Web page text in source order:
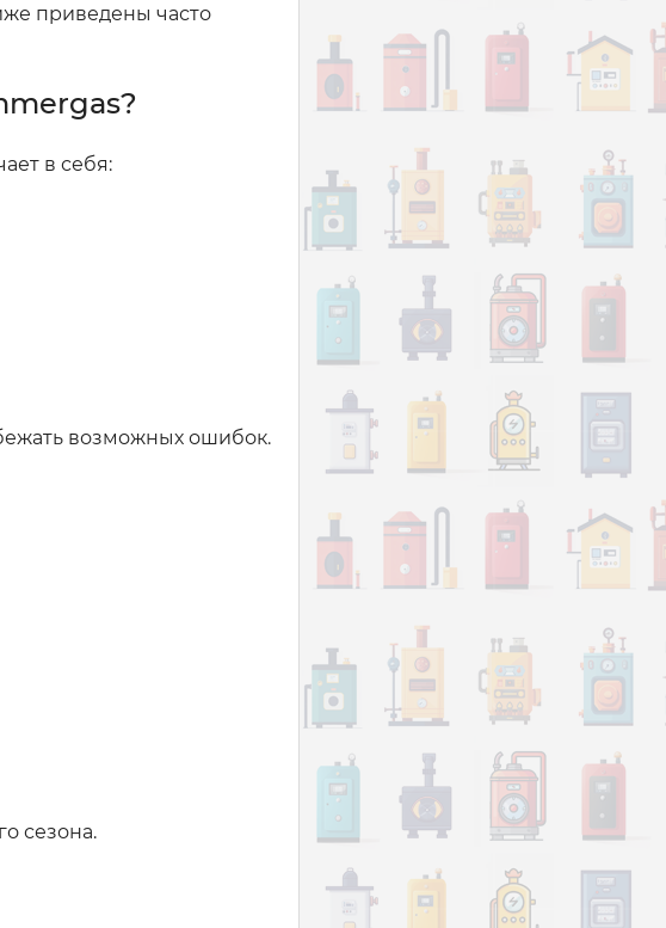
приведены часто
в себя:
возможных ошибок.
сезона.